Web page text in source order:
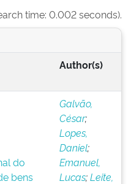
time: 0.002 seconds).
Author(s)
do
bens
Galvão,
César;
Lopes,
Daniel;
Emanuel,
Lucas;Leite,